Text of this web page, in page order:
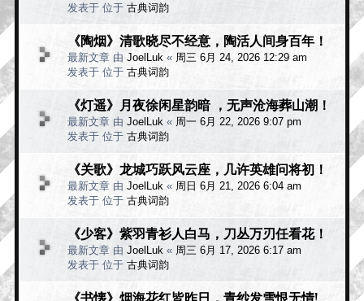
发表于 位于 古典词韵
《陶烟》清歌晓尽不经意，陶活人间身百年！
最新文章 由 JoelLuk « 周三 6月 24, 2026 12:29 am
发表于 位于 古典词韵
《灯遥》月夜徐闲星韵暗 ，无声沧海葬山潮！
最新文章 由 JoelLuk « 周一 6月 22, 2026 9:07 pm
发表于 位于 古典词韵
《关歌》龙城巧跃风云座，几许英雄问将初！
最新文章 由 JoelLuk « 周日 6月 21, 2026 6:04 am
发表于 位于 古典词韵
《少客》紫羽青衫人白马，刀丛万刃任看花！
最新文章 由 JoelLuk « 周三 6月 17, 2026 6:17 am
发表于 位于 古典词韵
《书懐》烟海花红皆昨日，青纱发雪恨无情!